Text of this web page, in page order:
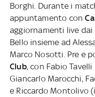
Borghi. Durante i
appuntamento con
aggiornamenti live dai
Bello insieme ad
Marco Nosotti. Pre e
Club, con Fabio
Giancarlo Marocchi,
e Riccardo Montolivo